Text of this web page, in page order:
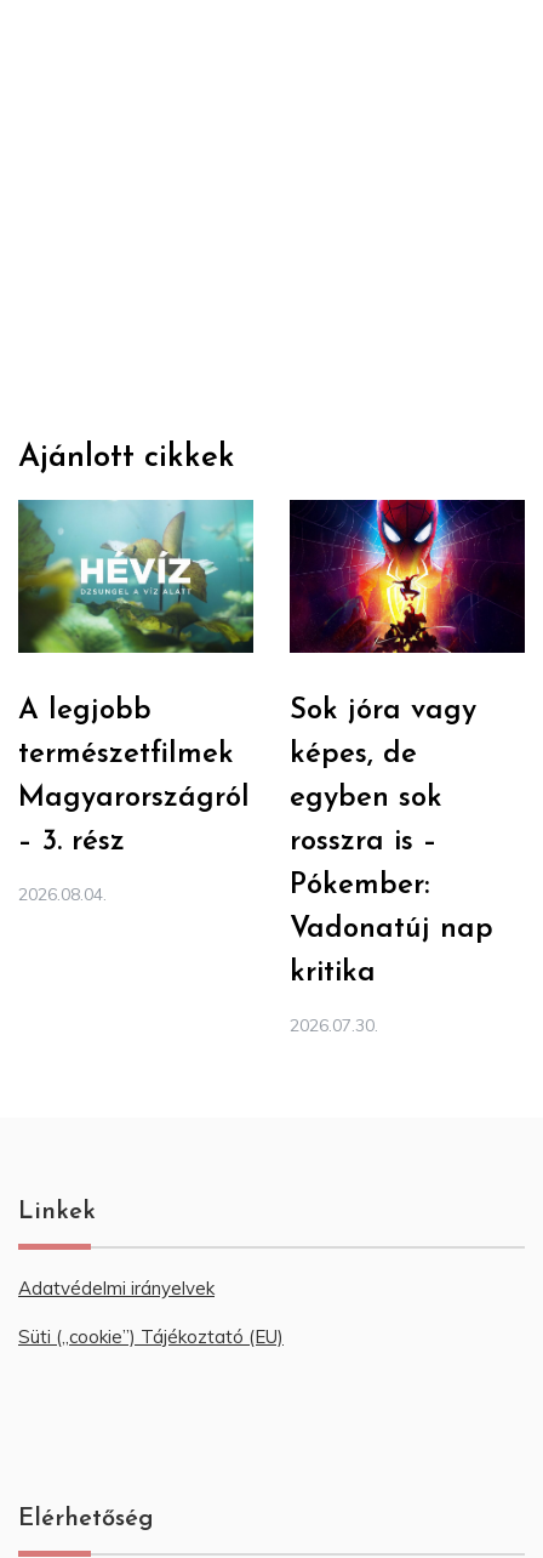
Ajánlott cikkek
A legjobb
természetfilmek
Magyarországról
– 3. rész
2026.08.04.
Sok jóra vagy
képes, de
egyben sok
rosszra is –
Pókember:
Vadonatúj nap
kritika
2026.07.30.
Linkek
Adatvédelmi irányelvek
Süti („cookie”) Tájékoztató (EU)
Elérhetőség